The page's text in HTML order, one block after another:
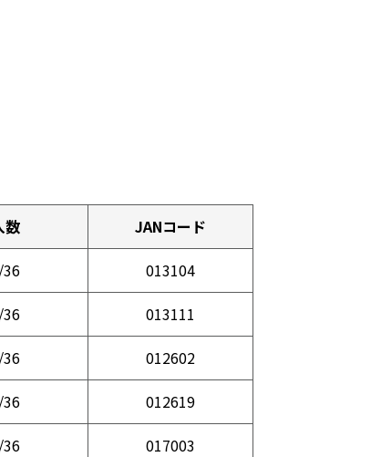
数
JANコード
013104
013111
012602
012619
017003